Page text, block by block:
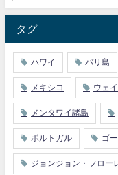
タグ
ハワイ バリ島
メキシコ ウェ
メンタワイ諸島
ポルトガル ゴ
ジョンジョン・フロー